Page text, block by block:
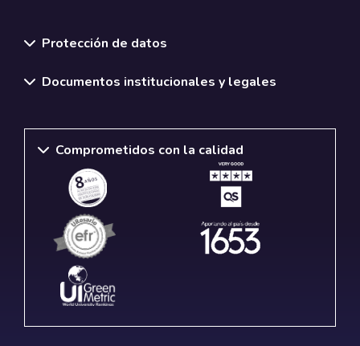
Protección de datos
Documentos institucionales y legales
Comprometidos con la calidad